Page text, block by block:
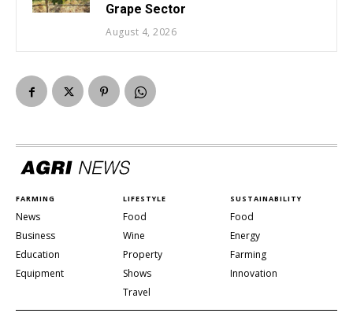
Grape Sector
August 4, 2026
FARMING
News
Business
Education
Equipment
LIFESTYLE
Food
Wine
Property
Shows
Travel
SUSTAINABILITY
Food
Energy
Farming
Innovation